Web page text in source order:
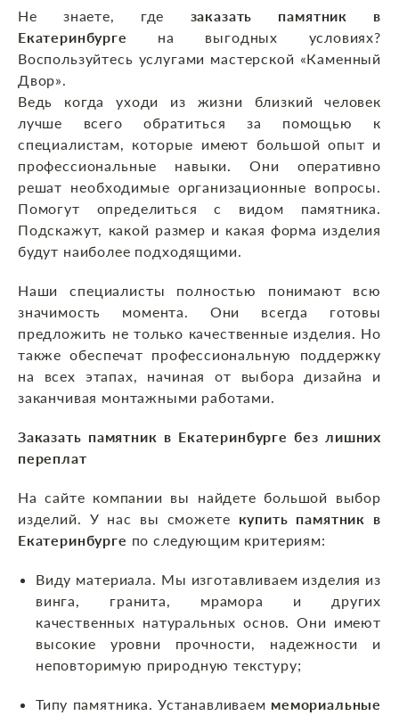
Не знаете, где заказать памятник в
Екатеринбурге на выгодных условиях?
Воспользуйтесь услугами мастерской «Каменный
Двор».
Ведь когда уходи из жизни близкий человек
лучше всего обратиться за помощью к
специалистам, которые имеют большой опыт и
профессиональные навыки. Они оперативно
решат необходимые организационные вопросы.
Помогут определиться с видом памятника.
Подскажут, какой размер и какая форма изделия
будут наиболее подходящими.
Наши специалисты полностью понимают всю
значимость момента. Они всегда готовы
предложить не только качественные изделия. Но
также обеспечат профессиональную поддержку
на всех этапах, начиная от выбора дизайна и
заканчивая монтажными работами.
Заказать памятник в Екатеринбурге без лишних
переплат
На сайте компании вы найдете большой выбор
изделий. У нас вы сможете купить памятник в
Екатеринбурге по следующим критериям:
Виду материала. Мы изготавливаем изделия из
винга, гранита, мрамора и других
качественных натуральных основ. Они имеют
высокие уровни прочности, надежности и
неповторимую природную текстуру;
Типу памятника. Устанавливаем мемориальные